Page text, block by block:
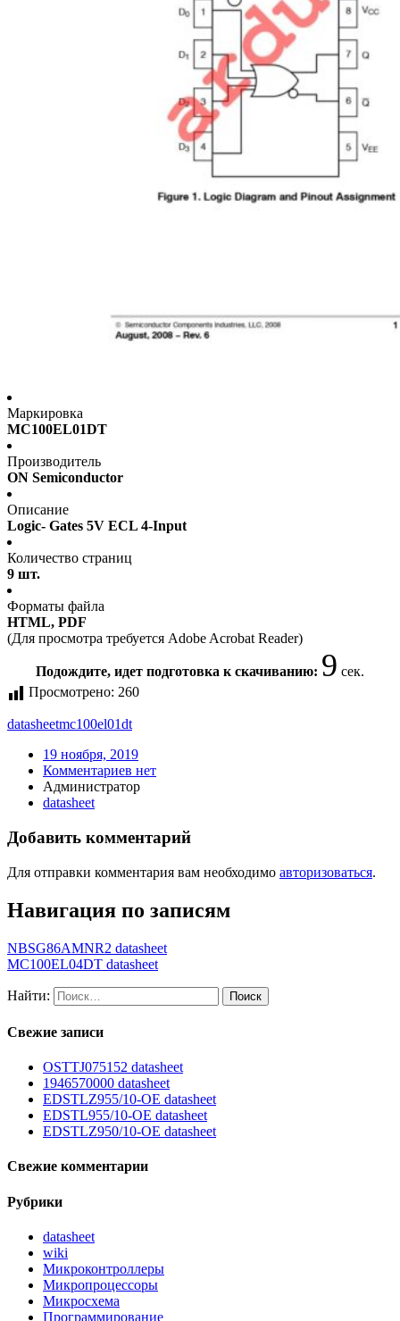
Маркировка
MC100EL01DT
Производитель
ON Semiconductor
Описание
Logic- Gates 5V ECL 4-Input
Количество страниц
9 шт.
Форматы файла
HTML, PDF
(Для просмотра требуется Adobe Acrobat Reader)
Подождите, идет подготовка к скачиванию: 9 сек.
Просмотрено: 260
datasheetmc100el01dt
19 ноября, 2019
Комментариев нет
Администратор
datasheet
Добавить комментарий
Для отправки комментария вам необходимо авторизоваться.
Навигация по записям
NBSG86AMNR2 datasheet
MC100EL04DT datasheet
Найти:
Свежие записи
OSTTJ075152 datasheet
1946570000 datasheet
EDSTLZ955/10-OE datasheet
EDSTL955/10-OE datasheet
EDSTLZ950/10-OE datasheet
Свежие комментарии
Рубрики
datasheet
wiki
Микроконтроллеры
Микропроцессоры
Микросхема
Программирование